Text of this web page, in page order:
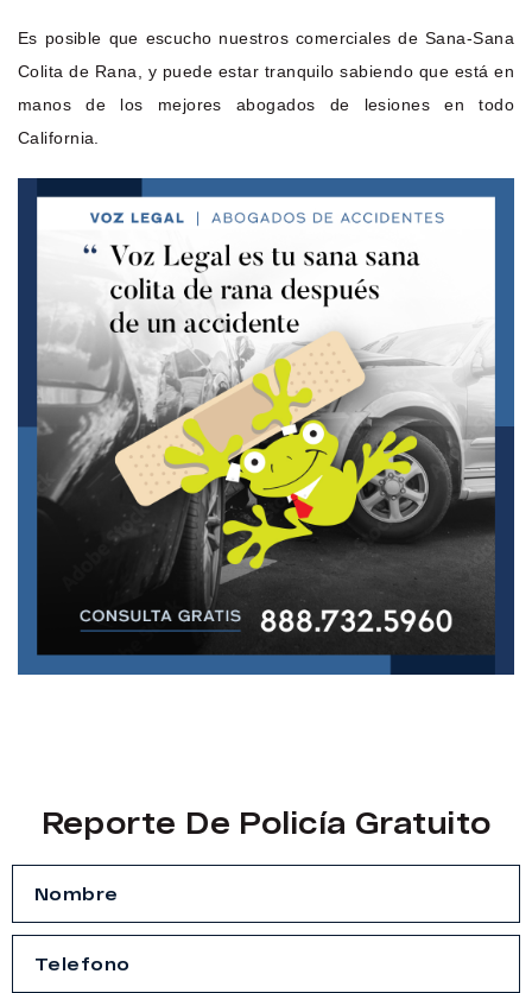
Es posible que escucho nuestros comerciales de Sana-Sana
Colita de Rana, y puede estar tranquilo sabiendo que está en
manos de los mejores abogados de lesiones en todo
California.
Reporte De Policía Gratuito